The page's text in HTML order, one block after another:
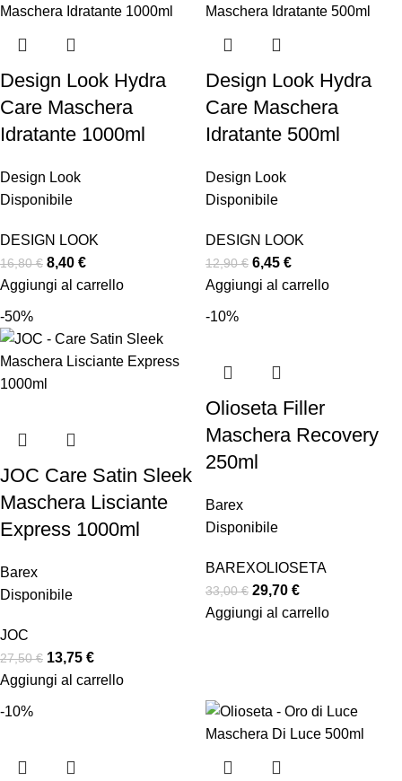
Design Look Hydra
Care Maschera
Idratante 1000ml
Design Look
Disponibile
DESIGN LOOK
16,80€ 8,40 €
Aggiungi al carrello
Design Look Hydra
Care Maschera
Idratante 500ml
Design Look
Disponibile
DESIGN LOOK
12,90€ 6,45 €
Aggiungi al carrello
-50%
JOC Care Satin Sleek
Maschera Lisciante
Express 1000ml
Barex
Disponibile
JOC
27,50€ 13,75 €
Aggiungi al carrello
-10%
Olioseta Filler
Maschera Recovery
250ml
Barex
Disponibile
BAREXOLIOSETA
33,00€ 29,70 €
Aggiungi al carrello
-10%